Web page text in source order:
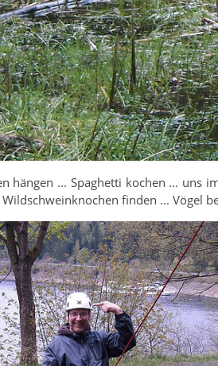
hängen ... Spaghetti kochen ... uns
finden ... Vögel